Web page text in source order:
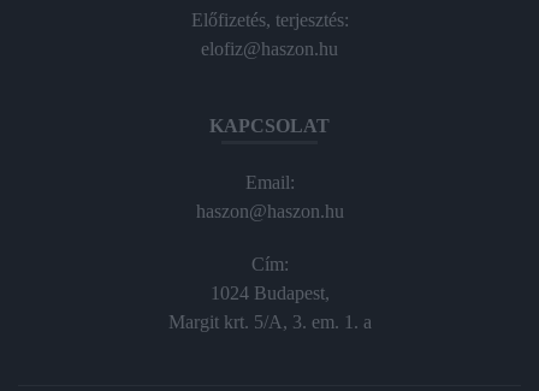
Előfizetés, terjesztés:
elofiz@haszon.hu
KAPCSOLAT
Email:
haszon@haszon.hu
Cím:
1024 Budapest,
Margit krt. 5/A, 3. em. 1. a